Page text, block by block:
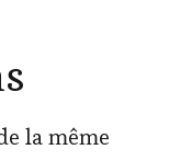
la même